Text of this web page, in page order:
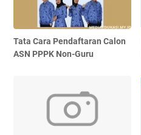
Tata Cara Pendaftaran Calon
ASN PPPK Non-Guru